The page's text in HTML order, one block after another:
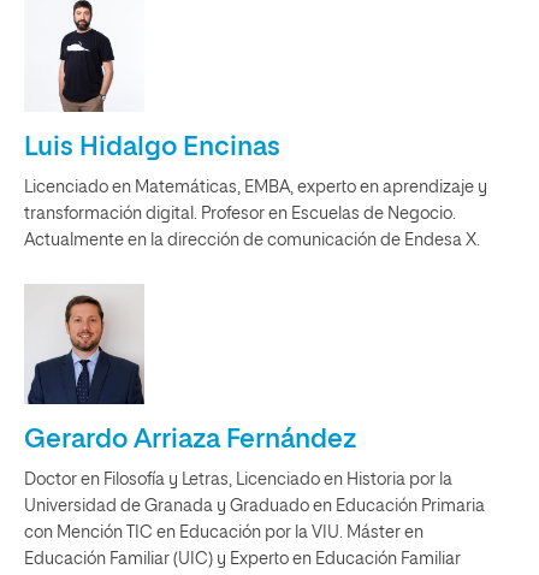
Luis Hidalgo Encinas
Licenciado en Matemáticas, EMBA, experto en aprendizaje y
transformación digital. Profesor en Escuelas de Negocio.
Actualmente en la dirección de comunicación de Endesa X.
Gerardo Arriaza Fernández
Doctor en Filosofía y Letras, Licenciado en Historia por la
Universidad de Granada y Graduado en Educación Primaria
con Mención TIC en Educación por la VIU. Máster en
Educación Familiar (UIC) y Experto en Educación Familiar